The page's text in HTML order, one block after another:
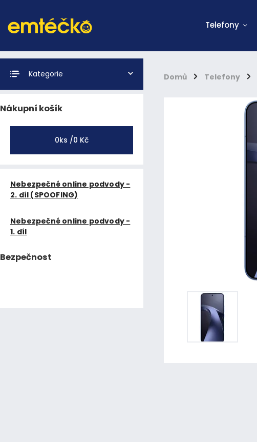
Telefony
Domů / Telefony /
Kategorie
Nákupní košík
0ks /0 Kč
Nebezpečné online podvody -
2. díl (SPOOFING)
Nebezpečné online podvody -
1. díl
Bezpečnost